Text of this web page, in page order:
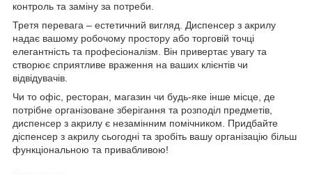
контроль та заміну за потреби.
Третя перевага – естетичний вигляд. Диспенсер з акрилу
надає вашому робочому простору або торговій точці
елегантність та професіоналізм. Він привертає увагу та
створює сприятливе враження на ваших клієнтів чи
відвідувачів.
Чи то офіс, ресторан, магазин чи будь-яке інше місце, де
потрібне організоване зберігання та розподіл предметів,
диспенсер з акрилу є незамінним помічником. Придбайте
діспенсер з акрилу сьогодні та зробіть вашу організацію більш
функціональною та привабливою!